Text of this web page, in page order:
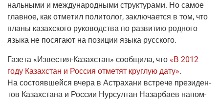
наль­ны­ми и меж­ду­на­род­ны­ми струк­ту­ра­ми. Но самое
глав­ное, как отме­тил поли­то­лог, заклю­ча­ет­ся в том, что
пла­ны казах­ско­го руко­вод­ства по раз­ви­тию род­но­го
язы­ка не пося­га­ют на пози­ции язы­ка русского.
Газе­та «Изве­стия-Казах­стан» сооб­щи­ла, что «В 2012
году Казах­стан и Рос­сия отме­тят круг­лую дату».
На состо­яв­шей­ся вче­ра в Аст­ра­ха­ни встре­че пре­зи­ден­
тов Казах­ста­на и Рос­сии Нур­сул­тан Назар­ба­ев напом­